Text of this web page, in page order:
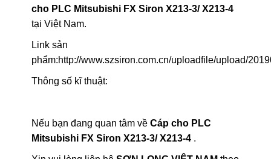
cho PLC Mitsubishi FX Siron X213-3/ X213-4
tại Việt Nam.
Link sản
phẩm:http://www.szsiron.com.cn/uploadfile/upload/
Thông số kĩ thuật:
Nếu bạn đang quan tâm về Cáp cho PLC
Mitsubishi FX Siron X213-3/ X213-4.